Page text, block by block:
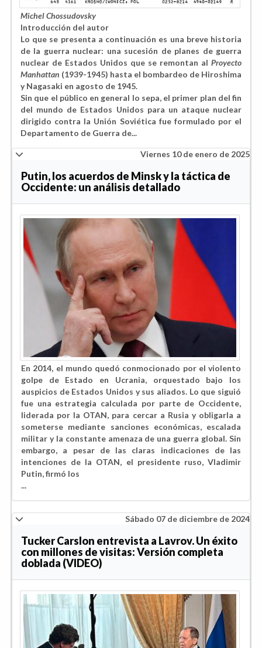
Michel Chossudovsky
Introducción del autor
Lo que se presenta a continuación es una breve historia
de la guerra nuclear: una sucesión de planes de guerra
nuclear de Estados Unidos que se remontan al Proyecto
Manhattan (1939-1945) hasta el bombardeo de Hiroshima
y Nagasaki en agosto de 1945.
Sin que el público en general lo sepa, el primer plan del fin
del mundo de Estados Unidos para un ataque nuclear
dirigido contra la Unión Soviética fue formulado por el
Departamento de Guerra de...
Viernes 10 de enero de 2025
Putin, los acuerdos de Minsk y la táctica de
Occidente: un análisis detallado
En 2014, el mundo quedó conmocionado por el violento
golpe de Estado en Ucrania, orquestado bajo los
auspicios de Estados Unidos y sus aliados. Lo que siguió
fue una estrategia calculada por parte de Occidente,
liderada por la OTAN, para cercar a Rusia y obligarla a
someterse mediante sanciones económicas, escalada
militar y la constante amenaza de una guerra global. Sin
embargo, a pesar de las claras indicaciones de las
intenciones de la OTAN, el presidente ruso, Vladimir
Putin, firmó los
...
Sábado 07 de diciembre de 2024
Tucker Carslon entrevista a Lavrov. Un éxito
con millones de visitas: Versión completa
doblada (VIDEO)